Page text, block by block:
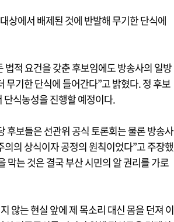
상에서 배제된 것에 반발해 무기한 단식에
법적 요건을 갖춘 후보임에도 방송사의 일방
무기한 단식에 들어간다”고 밝혔다. 정 후보
단식농성을 진행할 예정이다.
후보들은 선관위 공식 토론회는 물론 방송사
의 상식이자 공정의 원칙이었다”고 주장했
막는 것은 결국 부산 시민의 알 권리를 가로
않는 현실 앞에 제 목소리 대신 몸을 던져 이